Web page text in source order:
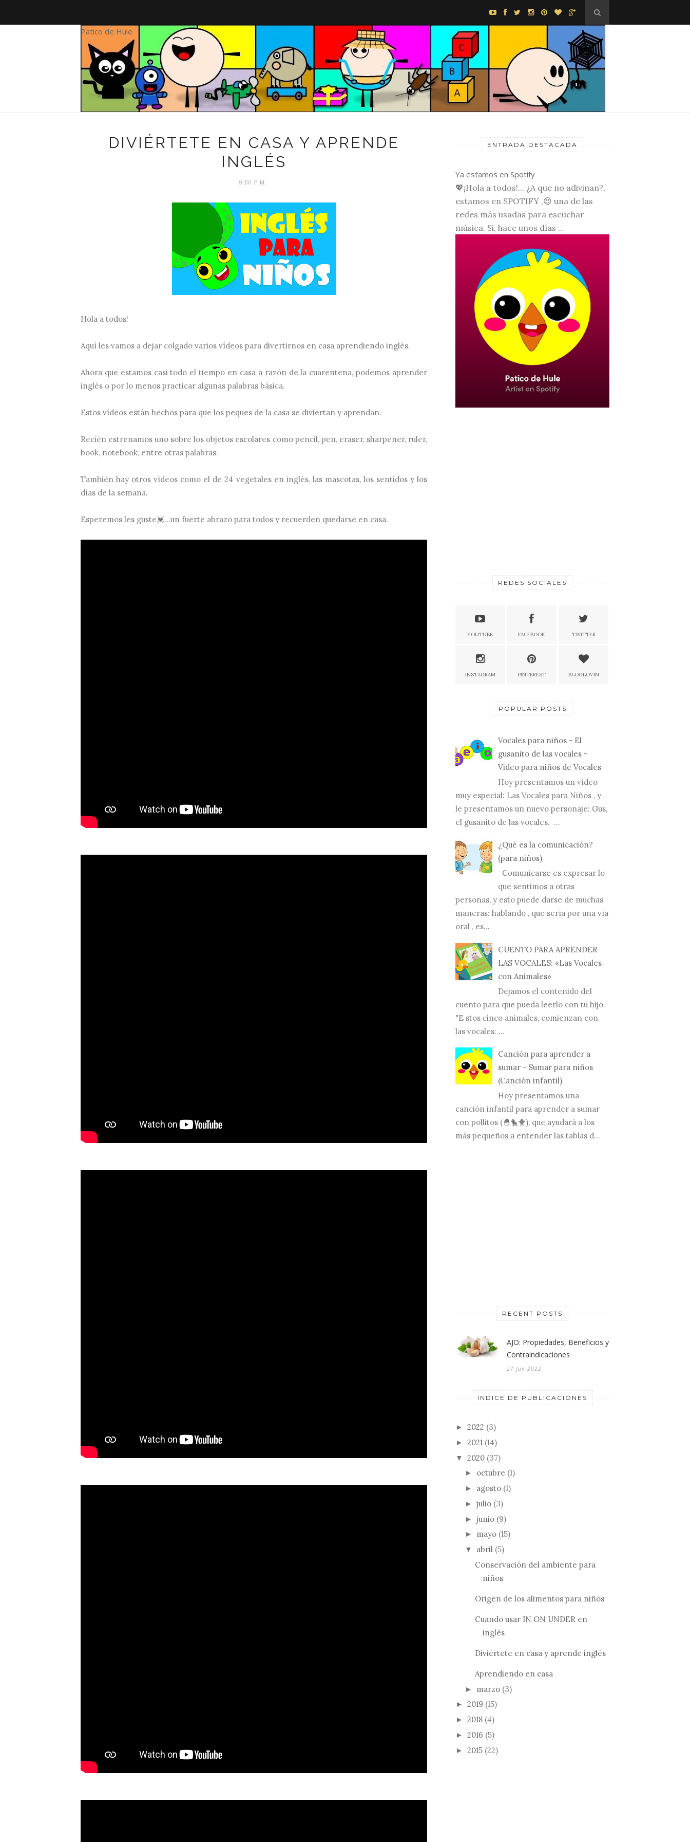
Patico de Hule
DIVIÉRTETE EN CASA Y APRENDE
INGLÉS
9:50 P.M.
Hola a todos!
Aquí les vamos a dejar colgado varios vídeos para divertirnos en casa aprendiendo inglés.
Ahora que estamos casi todo el tiempo en casa a razón de la cuarentena, podemos aprender
inglés o por lo menos practicar algunas palabras básica.
Estos vídeos están hechos para que los peques de la casa se diviertan y aprendan.
Recién estrenamos uno sobre los objetos escolares como pencil, pen, eraser, sharpener, ruler,
book, notebook, entre otras palabras.
También hay otros vídeos como el de 24 vegetales en inglés, las mascotas, los sentidos y los
días de la semana.
Esperemos les guste💓...un fuerte abrazo para todos y recuerden quedarse en casa.
ENTRADA DESTACADA
Ya estamos en Spotify
💖¡Hola a todos!... ¿A que no adivinan?,
estamos en SPOTIFY ,😍 una de las
redes más usadas para escuchar
música. Si, hace unos días ...
REDES SOCIALES
YOUTUBE FACEBOOK TWITTER
INSTAGRAM PINTEREST BLOGLOVIN
POPULAR POSTS
Vocales para niños - El
gusanito de las vocales -
Video para niños de Vocales
Hoy presentamos un vídeo
muy especial: Las Vocales para Niños , y
le presentamos un nuevo personaje: Gus,
el gusanito de las vocales. ...
¿Qué es la comunicación?
(para niños)
Comunicarse es expresar lo
que sentimos a otras
personas, y esto puede darse de muchas
maneras: hablando , que sería por una vía
oral , es...
CUENTO PARA APRENDER
LAS VOCALES: «Las Vocales
con Animales»
Dejamos el contenido del
cuento para que pueda leerlo con tu hijo.
"E stos cinco animales, comienzan con
las vocales: ...
Canción para aprender a
sumar - Sumar para niños
(Canción infantil)
Hoy presentamos una
canción infantil para aprender a sumar
con pollitos (🐣🐤🐥), que ayudará a los
más pequeños a entender las tablas d...
RECENT POSTS
AJO: Propiedades, Beneficios y
Contraindicaciones
27 Jun 2022
INDICE DE PUBLICACIONES
► 2022 (3)
► 2021 (14)
▼ 2020 (37)
► octubre (1)
► agosto (1)
► julio (3)
► junio (9)
► mayo (15)
▼ abril (5)
Conservación del ambiente para
niños
Origen de los alimentos para niños
Cuando usar IN ON UNDER en
inglés
Diviértete en casa y aprende inglés
Aprendiendo en casa
► marzo (3)
► 2019 (15)
► 2018 (4)
► 2016 (5)
► 2015 (22)